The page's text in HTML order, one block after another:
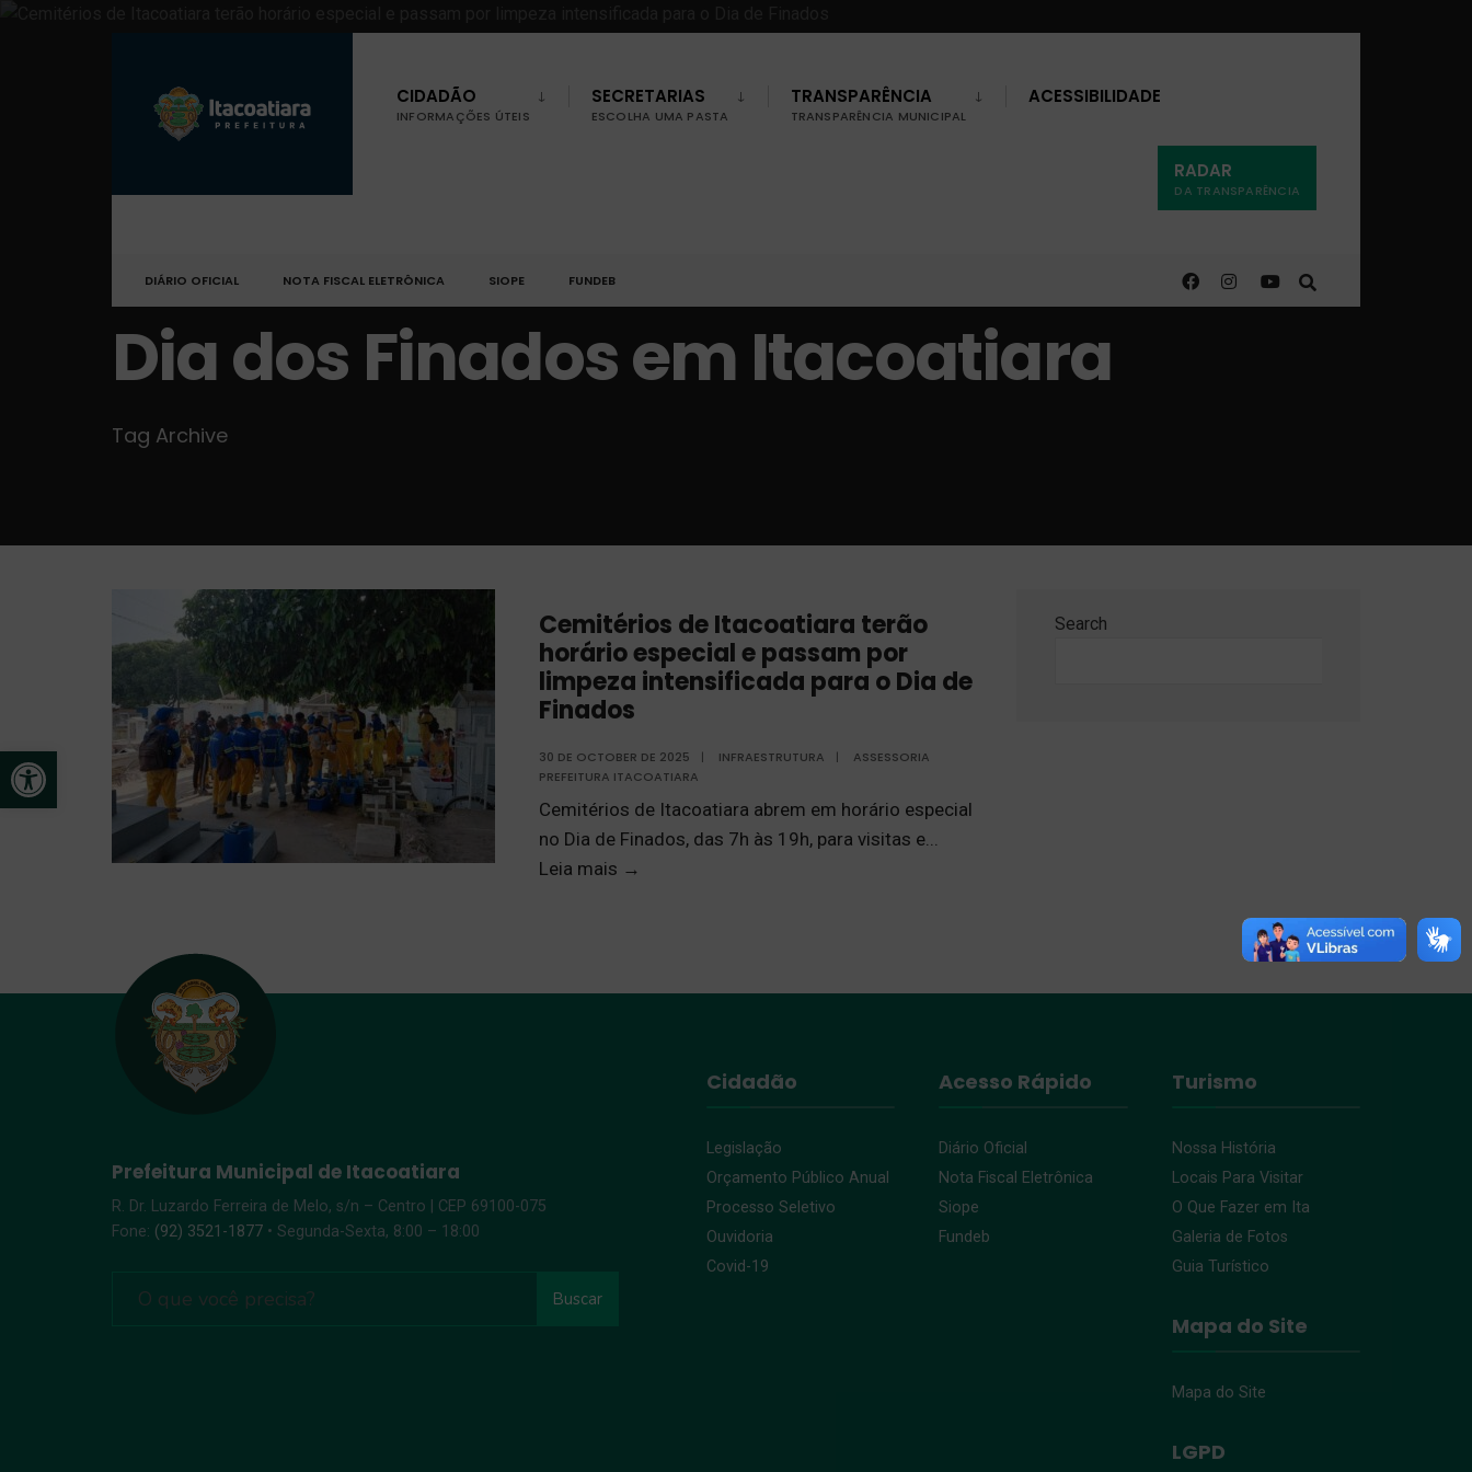
Open toolbar
CIDADÃO
INFORMAÇÕES ÚTEIS
SECRETARIAS
ESCOLHA UMA PASTA
TRANSPARÊNCIA
TRANSPARÊNCIA MUNICIPAL
ACESSIBILIDADE
RADAR
DA TRANSPARÊNCIA
DIÁRIO OFICIAL NOTA FISCAL ELETRÔNICA SIOPE FUNDEB
Dia dos Finados em Itacoatiara
Tag Archive
Cemitérios de Itacoatiara terão
horário especial e passam por
limpeza intensificada para o Dia de
Finados
30 DE OCTOBER DE 2025 | INFRAESTRUTURA |
ASSESSORIA
PREFEITURA ITACOATIARA
Cemitérios de Itacoatiara abrem em horário especial
no Dia de Finados, das 7h às 19h, para visitas e...
Leia mais →
Search
Prefeitura Municipal de Itacoatiara
R. Dr. Luzardo Ferreira de Melo, s/n – Centro | CEP 69100-075
Fone: (92) 3521-1877 • Segunda-Sexta, 8:00 – 18:00
Buscar
Cidadão
Legislação
Orçamento Público Anual
Processo Seletivo
Ouvidoria
Covid-19
Acesso Rápido
Diário Oficial
Nota Fiscal Eletrônica
Siope
Fundeb
Turismo
Nossa História
Locais Para Visitar
O Que Fazer em Ita
Galeria de Fotos
Guia Turístico
Mapa do Site
Mapa do Site
LGPD